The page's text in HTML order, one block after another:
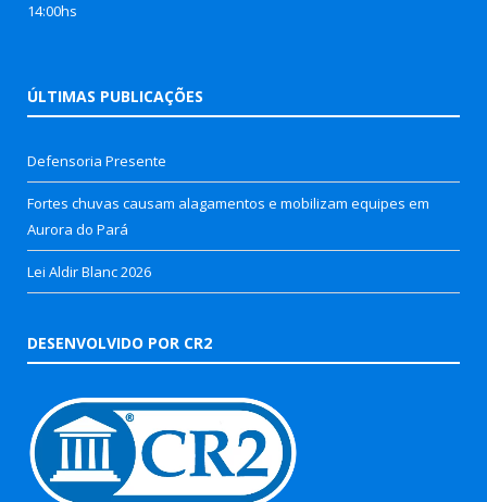
14:00hs
ÚLTIMAS PUBLICAÇÕES
Defensoria Presente
Fortes chuvas causam alagamentos e mobilizam equipes em
Aurora do Pará
Lei Aldir Blanc 2026
DESENVOLVIDO POR CR2